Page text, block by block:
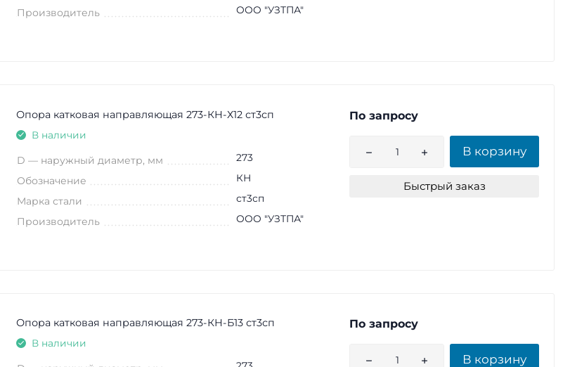
Производитель ООО "УЗТПА"
Опора катковая направляющая 273-КН-Х12 ст3сп
В наличии
D — наружный диаметр, мм 273
Обозначение КН
Марка стали ст3сп
Производитель ООО "УЗТПА"
По запросу
В корзину
Быстрый заказ
Опора катковая направляющая 273-КН-Б13 ст3сп
В наличии
По запросу
В корзину